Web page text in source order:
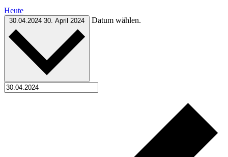
Heute
30.04.2024 30. April 2024 Datum wählen.